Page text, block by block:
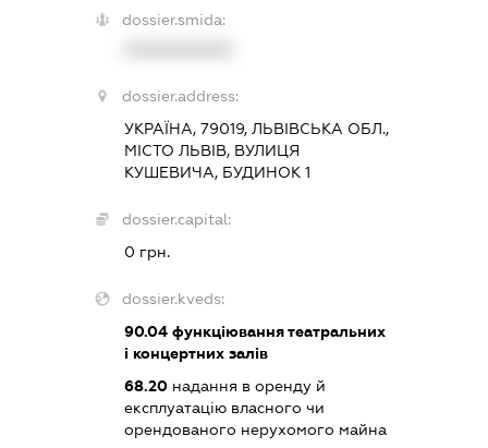
dossier.smida:
dossier.address:
УКРАЇНА, 79019, ЛЬВІВСЬКА ОБЛ.,
МІСТО ЛЬВІВ, ВУЛИЦЯ
КУШЕВИЧА, БУДИНОК 1
dossier.capital:
0 грн.
dossier.kveds:
90.04 функціювання театральних
і концертних залів
68.20 надання в оренду й
експлуатацію власного чи
орендованого нерухомого майна